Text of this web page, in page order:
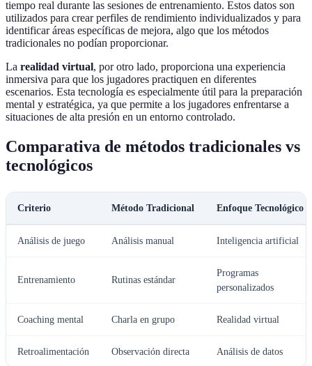
tiempo real durante las sesiones de entrenamiento. Estos datos son
utilizados para crear perfiles de rendimiento individualizados y para
identificar áreas específicas de mejora, algo que los métodos
tradicionales no podían proporcionar.
La realidad virtual, por otro lado, proporciona una experiencia
inmersiva para que los jugadores practiquen en diferentes
escenarios. Esta tecnología es especialmente útil para la preparación
mental y estratégica, ya que permite a los jugadores enfrentarse a
situaciones de alta presión en un entorno controlado.
Comparativa de métodos tradicionales vs
tecnológicos
Criterio Método Tradicional Enfoque Tecnológico
Análisis de juego Análisis manual Inteligencia artificial
Entrenamiento Rutinas estándar
Programas
personalizados
Coaching mental Charla en grupo Realidad virtual
Retroalimentación Observación directa Análisis de datos